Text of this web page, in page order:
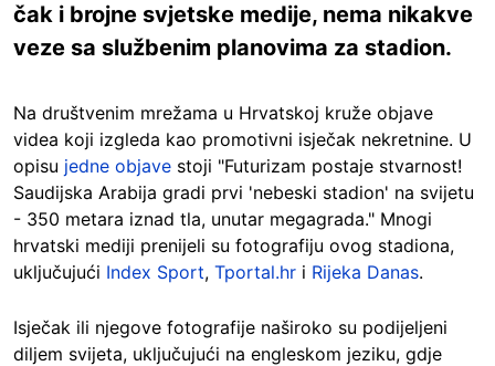
čak i brojne svjetske medije, nema nikakve
veze sa službenim planovima za stadion.
Na društvenim mrežama u Hrvatskoj kruže objave
videa koji izgleda kao promotivni isječak nekretnine. U
opisu jedne objave stoji "Futurizam postaje stvarnost!
Saudijska Arabija gradi prvi 'nebeski stadion' na svijetu
- 350 metara iznad tla, unutar megagrada." Mnogi
hrvatski mediji prenijeli su fotografiju ovog stadiona,
uključujući Index Sport, Tportal.hr i Rijeka Danas.
Isječak ili njegove fotografije naširoko su podijeljeni
diljem svijeta, uključujući na engleskom jeziku, gdje